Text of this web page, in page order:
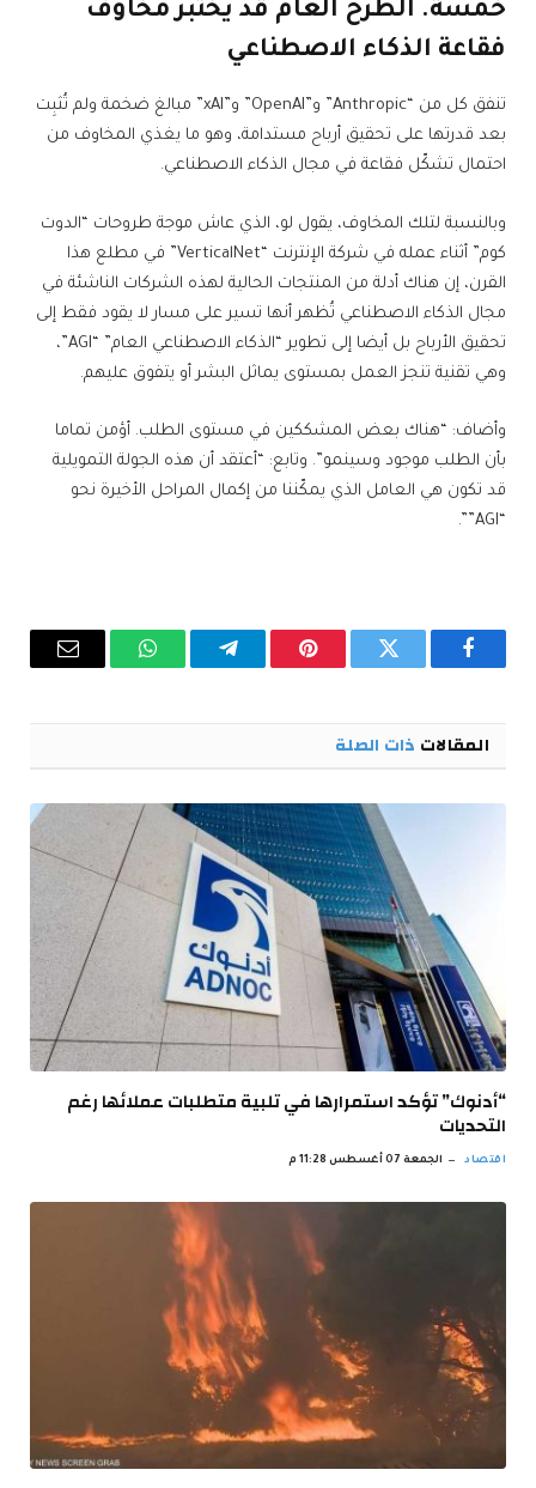
خمسة. الطرح العام قد يختبر مخاوف
فقاعة الذكاء الاصطناعي
تنفق كل من “Anthropic” و”OpenAI” و”xAI” مبالغ ضخمة ولم تُثبِت
بعد قدرتها على تحقيق أرباح مستدامة، وهو ما يغذي المخاوف من
احتمال تشكّل فقاعة في مجال الذكاء الاصطناعي.
وبالنسبة لتلك المخاوف، يقول لو، الذي عاش موجة طروحات “الدوت
كوم” أثناء عمله في شركة الإنترنت “VerticalNet” في مطلع هذا
القرن، إن هناك أدلة من المنتجات الحالية لهذه الشركات الناشئة في
مجال الذكاء الاصطناعي تُظهر أنها تسير على مسار لا يقود فقط إلى
تحقيق الأرباح بل أيضا إلى تطوير “الذكاء الاصطناعي العام” “AGI”،
وهي تقنية تنجز العمل بمستوى يماثل البشر أو يتفوق عليهم.
وأضاف: “هناك بعض المشككين في مستوى الطلب. أؤمن تماما
بأن الطلب موجود وسينمو”. وتابع: “أعتقد أن هذه الجولة التمويلية
قد تكون هي العامل الذي يمكّننا من إكمال المراحل الأخيرة نحو
“AGI””.
فيسبوك تويتر بينتيريستتيلقرام واتساب البريد
المقالات ذات الصلة
“أدنوك” تؤكد استمرارها في تلبية متطلبات عملائها رغم
التحديات
اقتصاد الجمعة 07 أغسطس 11:28 م